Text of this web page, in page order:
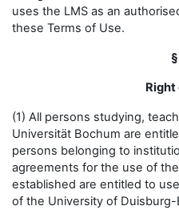
uses the LMS as an
these Terms of Use.
Right
(1) All persons studying,
Universität Bochum are
persons belonging to
agreements for the use of
established are entitled to
of the University of